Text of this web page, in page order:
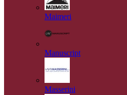
Maimeri
Manuscript
Masserini